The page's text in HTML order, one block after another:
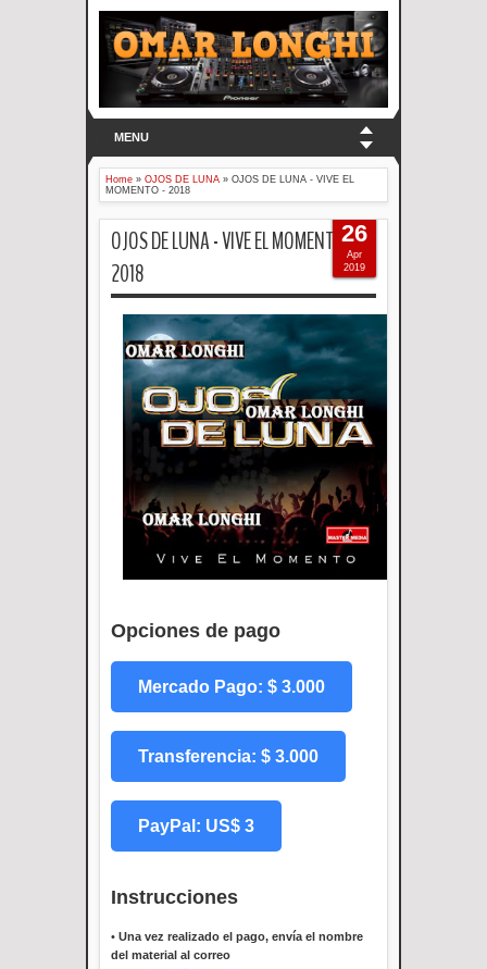
MENU
Home » OJOS DE LUNA » OJOS DE LUNA - VIVE EL
MOMENTO - 2018
OJOS DE LUNA - VIVE EL MOMENTO -
2018
Opciones de pago
Mercado Pago: $ 3.000
Transferencia: $ 3.000
PayPal: US$ 3
Instrucciones
• Una vez realizado el pago, envía el nombre
del material al correo
26
Apr
2019